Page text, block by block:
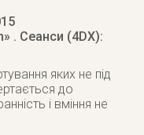
. Сеанси (4DX):
яких не під
до
і вміння не